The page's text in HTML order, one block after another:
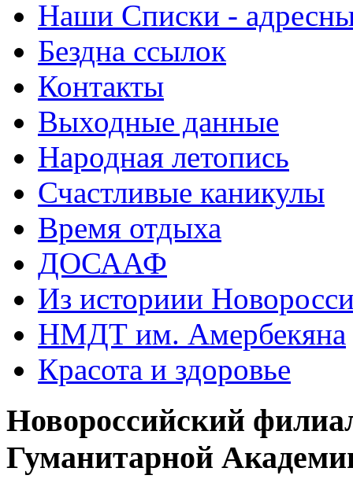
Наши Списки -
Бездна ссылок
Контакты
Выходные данные
Народная летопись
Счастливые каникулы
Время отдыха
ДОСААФ
Из историии
НМДТ им. Амербекяна
Красота и здоровье
Новороссийский
Гуманитарной